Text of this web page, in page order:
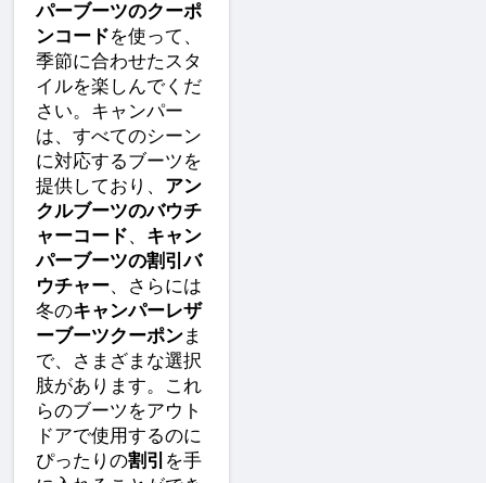
パーブーツのクーポ
ンコードを使って、
季節に合わせたスタ
イルを楽しんでくだ
さい。キャンパー
は、すべてのシーン
に対応するブーツを
提供しており、 アン
クルブーツのバウチ
ャーコード、 キャン
パーブーツの割引バ
ウチャー、さらには
冬のキャンパーレザ
ーブーツクーポンま
で、さまざまな選択
肢があります。これ
らのブーツをアウト
ドアで使用するのに
ぴったりの割引 を手